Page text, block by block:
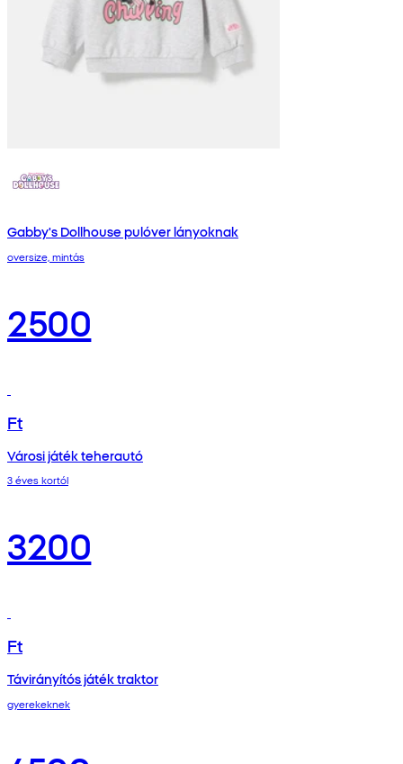
Gabby's Dollhouse pulóver lányoknak
oversize, mintás
2500
Ft
Városi játék teherautó
3 éves kortól
3200
Ft
Távirányítós játék traktor
gyerekeknek